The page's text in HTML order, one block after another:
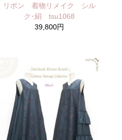
リボン 着物リメイク シル
ク･絹 tsu1068
39,800円